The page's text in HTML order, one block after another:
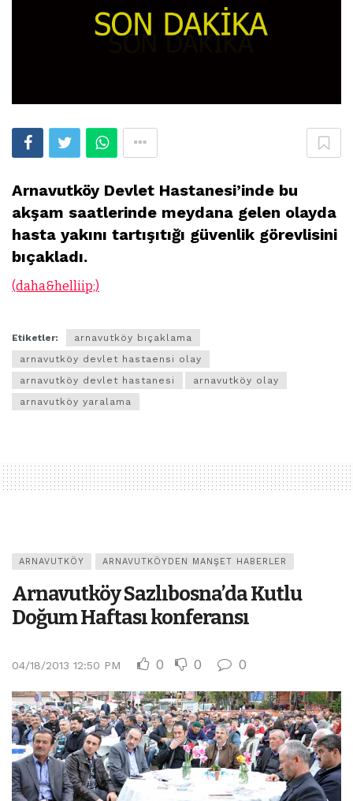
Arnavutköy Devlet Hastanesi’inde bu
akşam saatlerinde meydana gelen olayda
hasta yakını tartışıtığı güvenlik görevlisini
bıçakladı.
(daha&helliip;)
Etiketler:
arnavutköy bıçaklama
arnavutköy devlet hastaensi olay
arnavutköy devlet hastanesi
arnavutköy olay
arnavutköy yaralama
ARNAVUTKÖY ARNAVUTKÖYDEN MANŞET HABERLER
Arnavutköy Sazlıbosna’da Kutlu
Doğum Haftası konferansı
04/18/2013 12:50 PM 0 0 0